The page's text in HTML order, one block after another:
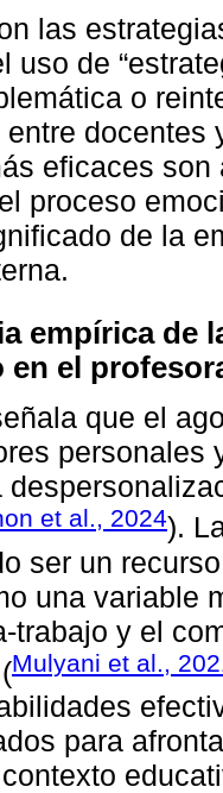
las
uso de
o
docentes
eficaces
proceso
de la
empírica de
en el
que el
personales
et al., 2024).
ser un
una variable
trabajo y el
Mulyani et al.,
para